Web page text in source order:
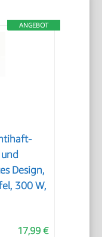
ANGEBOT
Design,
300 W,
17,99 €